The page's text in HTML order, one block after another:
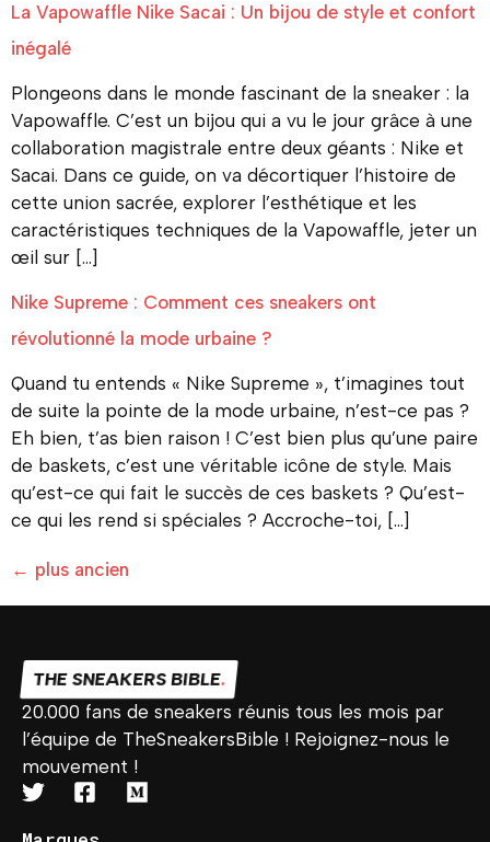
La Vapowaffle Nike Sacai : Un bijou de style et confort
inégalé
Plongeons dans le monde fascinant de la sneaker : la
Vapowaffle. C’est un bijou qui a vu le jour grâce à une
collaboration magistrale entre deux géants : Nike et
Sacai. Dans ce guide, on va décortiquer l’histoire de
cette union sacrée, explorer l’esthétique et les
caractéristiques techniques de la Vapowaffle, jeter un
œil sur […]
Nike Supreme : Comment ces sneakers ont
révolutionné la mode urbaine ?
Quand tu entends « Nike Supreme », t’imagines tout
de suite la pointe de la mode urbaine, n’est-ce pas ?
Eh bien, t’as bien raison ! C’est bien plus qu’une paire
de baskets, c’est une véritable icône de style. Mais
qu’est-ce qui fait le succès de ces baskets ? Qu’est-
ce qui les rend si spéciales ? Accroche-toi, […]
← plus ancien
THE SNEAKERS BIBLE.
20.000 fans de sneakers réunis tous les mois par
l’équipe de TheSneakersBible ! Rejoignez-nous le
mouvement !